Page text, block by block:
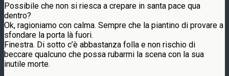
Possibile che non si riesca a crepare in santa pace qua
dentro?
Ok, ragioniamo con calma. Sempre che la piantino di provare a
sfondare la porta là fuori.
Finestra. Di sotto c’è abbastanza folla e non rischio di
beccare qualcuno che possa rubarmi la scena con la sua
inutile morte.